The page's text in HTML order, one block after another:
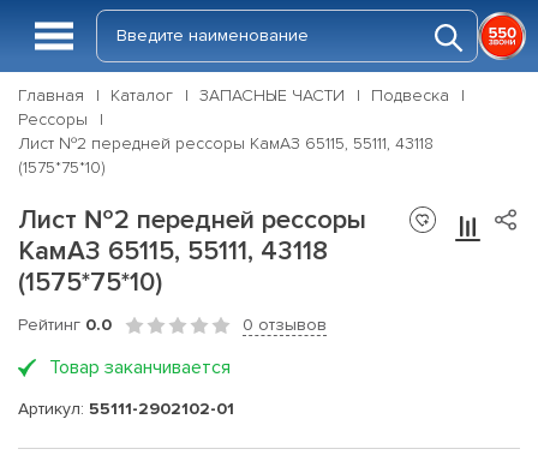
Главная Каталог ЗАПАСНЫЕ ЧАСТИ
Подвеска
Рессоры
Лист №2 передней рессоры КамАЗ 65115, 55111, 43118
(1575*75*10)
Лист №2 передней рессоры
КамАЗ 65115, 55111, 43118
(1575*75*10)
Рейтинг 0.0 0 отзывов
Товар заканчивается
Артикул: 55111-2902102-01